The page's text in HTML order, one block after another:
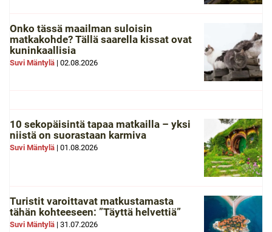
Onko tässä maailman suloisin
matkakohde? Tällä saarella kissat ovat
kuninkaallisia
Suvi Mäntylä | 02.08.2026
10 sekopäisintä tapaa matkailla – yksi
niistä on suorastaan karmiva
Suvi Mäntylä | 01.08.2026
Turistit varoittavat matkustamasta
tähän kohteeseen: ”Täyttä helvettiä”
Suvi Mäntylä | 31.07.2026